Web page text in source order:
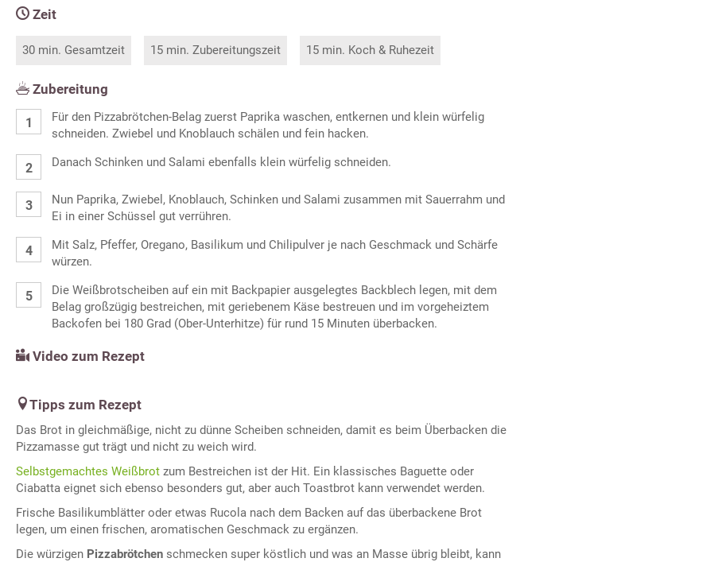
Zeit
30 min. Gesamtzeit 15 min. Zubereitungszeit 15 min. Koch & Ruhezeit
Zubereitung
Für den Pizzabrötchen-Belag zuerst Paprika waschen, entkernen und klein würfelig
schneiden. Zwiebel und Knoblauch schälen und fein hacken.
Danach Schinken und Salami ebenfalls klein würfelig schneiden.
Nun Paprika, Zwiebel, Knoblauch, Schinken und Salami zusammen mit Sauerrahm und
Ei in einer Schüssel gut verrühren.
Mit Salz, Pfeffer, Oregano, Basilikum und Chilipulver je nach Geschmack und Schärfe
würzen.
Die Weißbrotscheiben auf ein mit Backpapier ausgelegtes Backblech legen, mit dem
Belag großzügig bestreichen, mit geriebenem Käse bestreuen und im vorgeheiztem
Backofen bei 180 Grad (Ober-Unterhitze) für rund 15 Minuten überbacken.
Video zum Rezept
Tipps zum Rezept
Das Brot in gleichmäßige, nicht zu dünne Scheiben schneiden, damit es beim Überbacken die
Pizzamasse gut trägt und nicht zu weich wird.
Selbstgemachtes Weißbrot zum Bestreichen ist der Hit. Ein klassisches Baguette oder
Ciabatta eignet sich ebenso besonders gut, aber auch Toastbrot kann verwendet werden.
Frische Basilikumblätter oder etwas Rucola nach dem Backen auf das überbackene Brot
legen, um einen frischen, aromatischen Geschmack zu ergänzen.
Die würzigen Pizzabrötchen schmecken super köstlich und was an Masse übrig bleibt, kann